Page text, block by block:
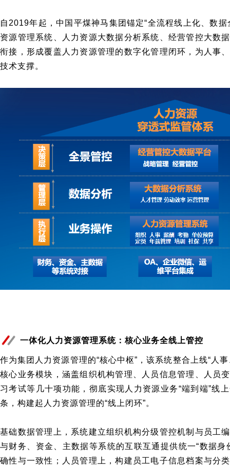
自2019年起，中国平煤神马集团锚定“全流程线上化、数
资源管理系统、人力资源大数据分析系统、经营管控大数
衔接，形成覆盖人力资源管理的数字化管理闭环，为人事
技术支撑。
一体化人力资源管理系统：核心业务全线上管控
作为集团人力资源管理的“核心中枢”，该系统整合上线“人
核心业务模块，涵盖组织机构管理、人员信息管理、人员
习考试等几十项功能，彻底实现人力资源业务“端到端”线
条，构建起人力资源管理的“线上闭环”。
基础数据管理上，系统建立组织机构分级管控机制与员工
与财务、资金、主数据等系统的互联互通提供统一“数据
确性与一致性；人员管理上，构建员工电子信息档案与分